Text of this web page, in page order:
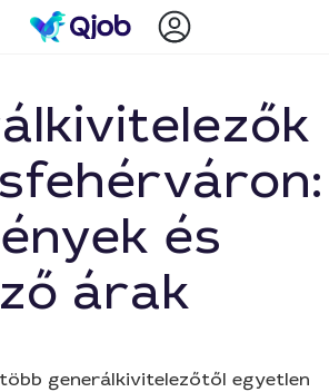
és
árak
generálkivitelezőtől egyetlen